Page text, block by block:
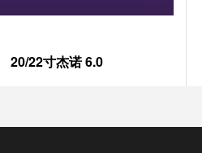
20/22寸杰诺 6.0